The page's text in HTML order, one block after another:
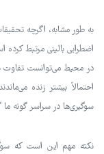
به طور مشابه، اگرچه
اضطرابی بالینی مرتبط
در محیط می‌توانست تفاوت
احتمالاً بیشتر زنده
سوگیری‌ها در سراسر گونه
نکته مهم این است که